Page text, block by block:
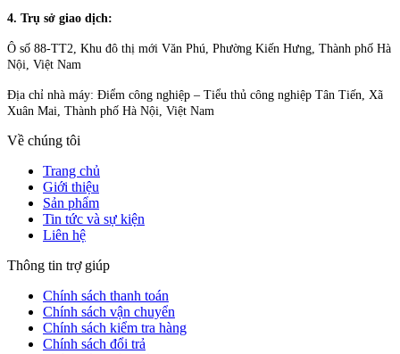
4. Trụ sở giao dịch:
Ô số 88-TT2, Khu đô thị mới Văn Phú, Phường Kiến Hưng, Thành phố Hà
Nội, Việt Nam
Địa chỉ nhà máy: Điểm công nghiệp – Tiểu thủ công nghiệp Tân Tiến, Xã
Xuân Mai, Thành phố Hà Nội, Việt Nam
Về chúng tôi
Trang chủ
Giới thiệu
Sản phẩm
Tin tức và sự kiện
Liên hệ
Thông tin trợ giúp
Chính sách thanh toán
Chính sách vận chuyển
Chính sách kiểm tra hàng
Chính sách đổi trả